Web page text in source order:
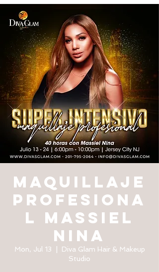
Maquillaje
Profesiona
l Massiel
Nina
Mon, Jul 13
Diva Glam Hair & Makeup
Studio